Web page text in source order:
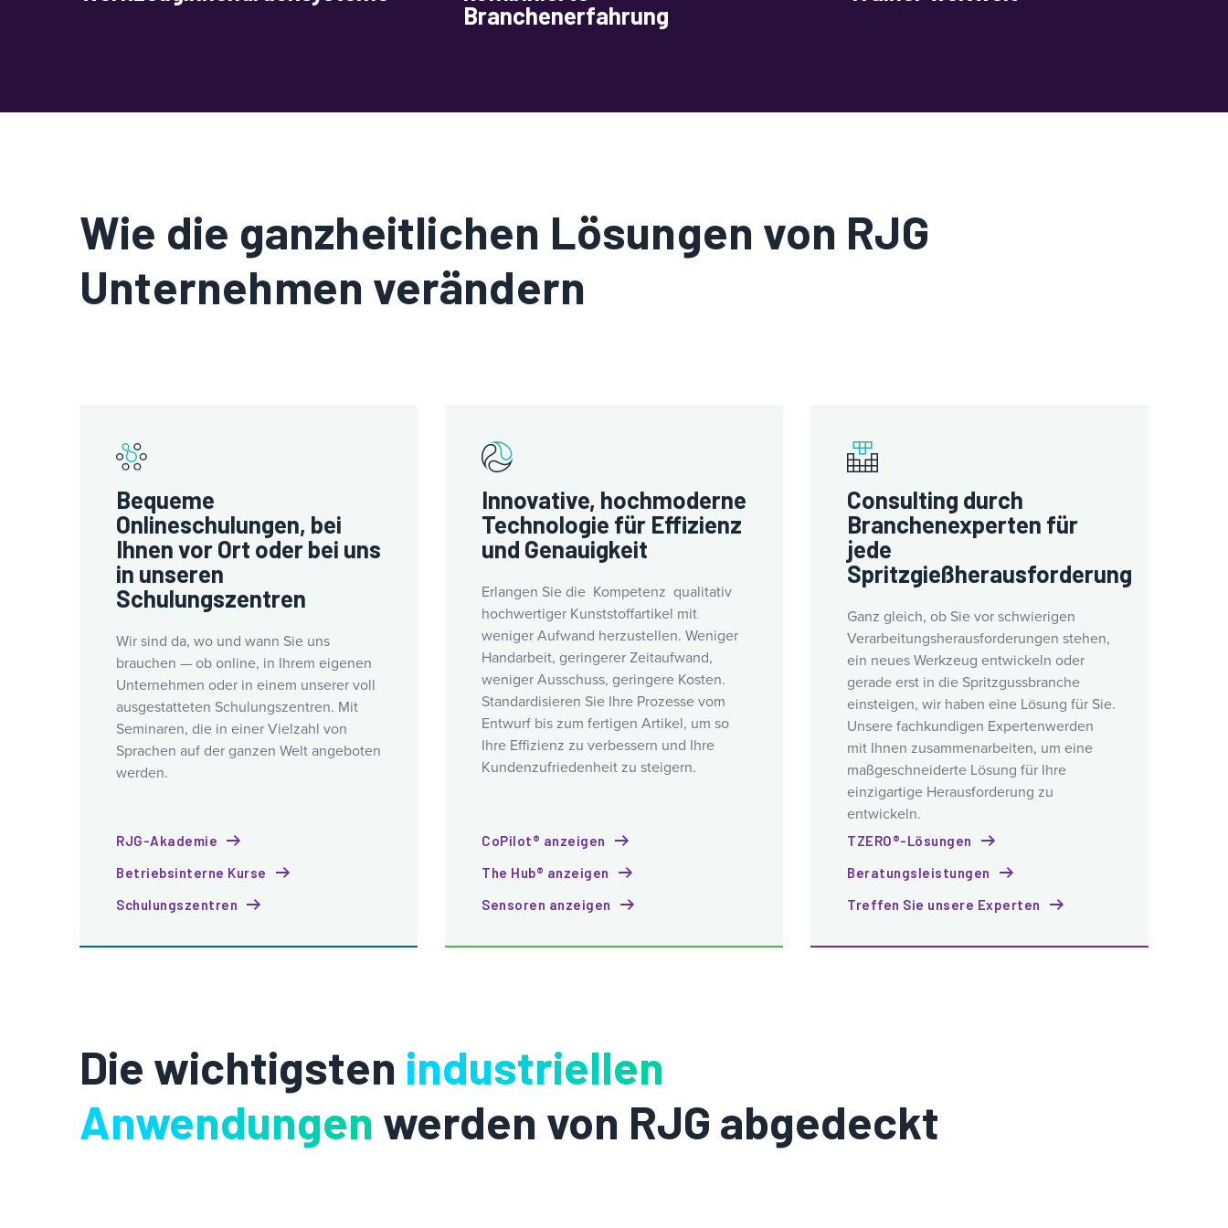
Branchenerfahrung
Wie die ganzheitlichen Lösungen von RJG
Unternehmen verändern
Bequeme
Onlineschulungen, bei
Ihnen vor Ort oder bei uns
in unseren
Schulungszentren
Wir sind da, wo und wann Sie uns
brauchen — ob online, in Ihrem eigenen
Unternehmen oder in einem unserer voll
ausgestatteten Schulungszentren. Mit
Seminaren, die in einer Vielzahl von
Sprachen auf der ganzen Welt angeboten
werden.
RJG-Akademie
Betriebsinterne Kurse
Schulungszentren
Innovative, hochmoderne
Technologie für Effizienz
und Genauigkeit
Erlangen Sie die Kompetenz qualitativ
hochwertiger Kunststoffartikel mit
weniger Aufwand herzustellen. Weniger
Handarbeit, geringerer Zeitaufwand,
weniger Ausschuss, geringere Kosten.
Standardisieren Sie Ihre Prozesse vom
Entwurf bis zum fertigen Artikel, um so
Ihre Effizienz zu verbessern und Ihre
Kundenzufriedenheit zu steigern.
CoPilot® anzeigen
The Hub® anzeigen
Sensoren anzeigen
Consulting durch
Branchenexperten für
jede
Spritzgießherausforderung
Ganz gleich, ob Sie vor schwierigen
Verarbeitungsherausforderungen stehen,
ein neues Werkzeug entwickeln oder
gerade erst in die Spritzgussbranche
einsteigen, wir haben eine Lösung für Sie.
Unsere fachkundigen Expertenwerden
mit Ihnen zusammenarbeiten, um eine
maßgeschneiderte Lösung für Ihre
einzigartige Herausforderung zu
entwickeln.
TZERO®-Lösungen
Beratungsleistungen
Treffen Sie unsere Experten
Die wichtigsten industriellen
Anwendungen werden von RJG abgedeckt